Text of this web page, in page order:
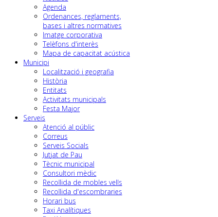
Agenda
Ordenances, reglaments,
bases i altres normatives
Imatge corporativa
Telèfons d'interès
Mapa de capacitat acústica
Municipi
Localització i geografia
Història
Entitats
Activitats municipals
Festa Major
Serveis
Atenció al públic
Correus
Serveis Socials
Jutjat de Pau
Tècnic municipal
Consultori mèdic
Recollida de mobles vells
Recollida d'escombraries
Horari bus
Taxi Analítiques